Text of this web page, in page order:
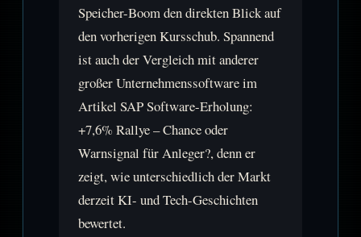
Speicher-Boom den direkten Blick auf
den vorherigen Kursschub. Spannend
ist auch der Vergleich mit anderer
großer Unternehmenssoftware im
Artikel SAP Software-Erholung:
+7,6% Rallye – Chance oder
Warnsignal für Anleger?, denn er
zeigt, wie unterschiedlich der Markt
derzeit KI- und Tech-Geschichten
bewertet.